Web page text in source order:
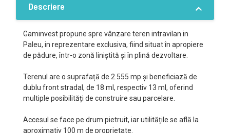
Descriere
Gaminvest propune spre vânzare teren intravilan in
Paleu, in reprezentare exclusiva, fiind situat în apropiere
de pădure, într-o zonă liniștită și în plină dezvoltare.
Terenul are o suprafață de 2.555 mp și beneficiază de
dublu front stradal, de 18 ml, respectiv 13 ml, oferind
multiple posibilități de construire sau parcelare.
Accesul se face pe drum pietruit, iar utilitățile se află la
aproximativ 100 m de proprietate.